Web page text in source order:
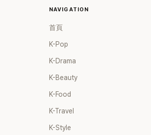
NAVIGATION
首頁
K-Pop
K-Drama
K-Beauty
K-Food
K-Travel
K-Style